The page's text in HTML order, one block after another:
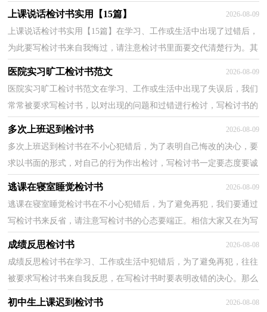
检讨书是怎么写的吧，以下是小编为大家收集的学生打架...
上课说话检讨书实用【15篇】 2026-08-09
上课说话检讨书实用【15篇】在学习、工作或生活中出现了过错后，
为此要写检讨书来自我悔过，请注意检讨书里面要交代清楚行为。其
实很多朋友都不知道怎么写检讨书吧！下面是小编收...
医院实习旷工检讨书范文 2026-08-09
医院实习旷工检讨书范文在学习、工作或生活中出现了失误后，我们
常常被要求写检讨书，以对出现的问题和过错进行检讨，写检讨书的
多次上班迟到检讨书 2026-08-09
多次上班迟到检讨书在不小心犯错后，为了表明自己悔改的决心，要
求以书面的形式，对自己的行为作出检讨，写检讨书一定要态度要诚
恳、端正。写检讨书需要注意哪些问题呢？下面是小编精...
逃课在寝室睡觉检讨书 2026-08-09
逃课在寝室睡觉检讨书在不小心犯错后，为了避免再犯，我们要通过
写检讨书来反省，请注意写检讨书的心态要端正。相信大家又在为写
成绩反思检讨书 2026-08-08
成绩反思检讨书在学习、工作或生活中犯错后，为了避免再犯，往往
被要求写检讨书来自我反思，在写检讨书时要表明改错的决心。那么
初中生上课迟到检讨书 2026-08-08